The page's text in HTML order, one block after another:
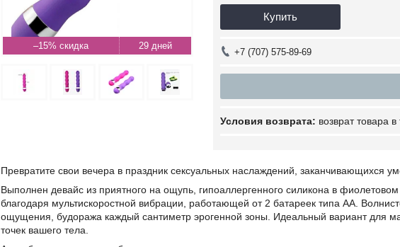
–15% 29 дней
Купить
+7 (707) 575-89-69
возврат товара
Превратите свои вечера в праздник сексуальных наслаждений, заканчивающихся
Выполнен девайс из приятного на ощупь, гипоаллергенного силикона в
благодаря мультискоростной вибрации, работающей от 2 батареек типа АА.
ощущения, будоража каждый сантиметр эрогенной зоны. Идеальный вариант для
точек вашего тела.